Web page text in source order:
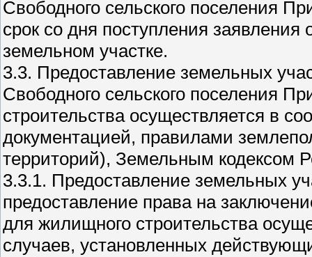
Свободного сельского поселения
срок со дня поступления
земельном участке.
3.3. Предоставление земельных
Свободного сельского поселения
строительства осуществляется в
документацией, правилами
территорий), Земельным кодексом
3.3.1. Предоставление земельных
предоставление права на
для жилищного строительства
случаев, установленных